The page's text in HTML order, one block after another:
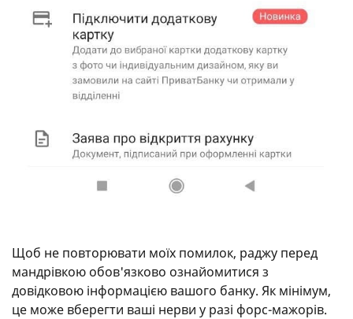
Щоб не повторювати моїх помилок, раджу перед
мандрівкою обов'язково ознайомитися з
довідковою інформацією вашого банку. Як мінімум,
це може вберегти ваші нерви у разі форс-мажорів.